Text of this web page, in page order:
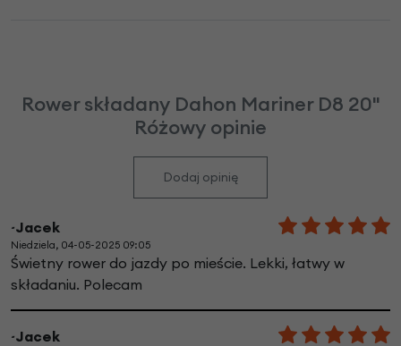
Rower składany Dahon Mariner D8 20"
Różowy opinie
Dodaj opinię
~Jacek
Niedziela, 04-05-2025 09:05
Świetny rower do jazdy po mieście. Lekki, łatwy w
składaniu. Polecam
~Jacek